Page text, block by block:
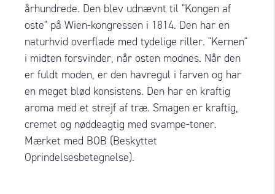
århundrede. Den blev udnævnt til "Kongen af
oste" på Wien-kongressen i 1814. Den har en
naturhvid overflade med tydelige riller. "Kernen"
i midten forsvinder, når osten modnes. Når den
er fuldt moden, er den havregul i farven og har
en meget blød konsistens. Den har en kraftig
aroma med et strejf af træ. Smagen er kraftig,
cremet og nøddeagtig med svampe-toner.
Mærket med BOB (Beskyttet
Oprindelsesbetegnelse).